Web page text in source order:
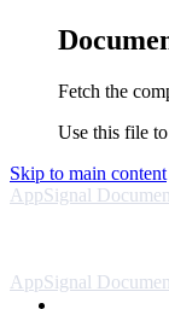
Fetch the
Use this file
Skip to main content
AppSignal
AppSignal